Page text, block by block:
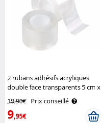
2 rubans adhésifs acryliques
double face transparents 5 cm x
19,90€ Prix conseillé
9,95€